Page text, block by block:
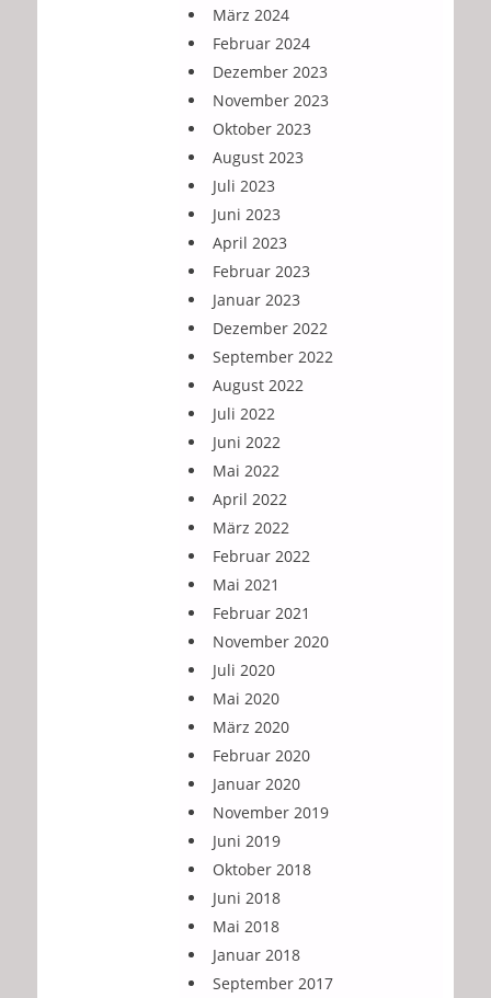
März 2024
Februar 2024
Dezember 2023
November 2023
Oktober 2023
August 2023
Juli 2023
Juni 2023
April 2023
Februar 2023
Januar 2023
Dezember 2022
September 2022
August 2022
Juli 2022
Juni 2022
Mai 2022
April 2022
März 2022
Februar 2022
Mai 2021
Februar 2021
November 2020
Juli 2020
Mai 2020
März 2020
Februar 2020
Januar 2020
November 2019
Juni 2019
Oktober 2018
Juni 2018
Mai 2018
Januar 2018
September 2017